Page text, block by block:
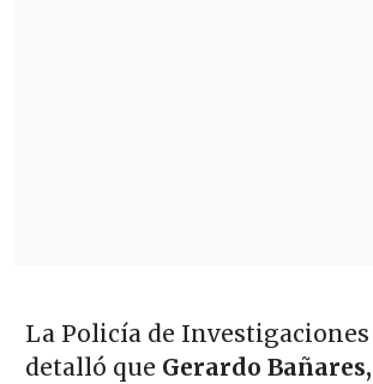
La Policía de Investigaciones
detalló que Gerardo